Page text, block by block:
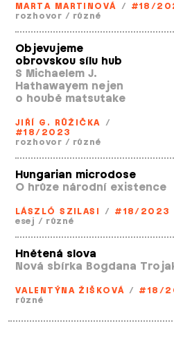
MARTA MARTINOVÁ / #18/
rozhovor / různé
Objevujeme
obrovskou sílu hub
S Michaelem J.
Hathawayem nejen
o houbě matsutake
JIŘÍ G. RŮŽIČKA /
#18/2023
rozhovor / různé
Hungarian microdose
O hrůze národní existence
LÁSZLÓ SZILASI / #18/2023
esej / různé
Hnětená slova
Nová sbírka Bogdana
VALENTÝNA ŽIŠKOVÁ / #18/
různé